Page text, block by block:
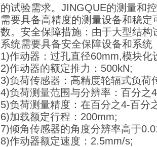
的试验需求。JINGQUE的测量和
需要具备高精度的测量设备和稳
数。安全保障措施：由于大型结
系统需要具备安全保障设备和系统
1)作动器：过孔直径60mm,模块化
2)作动器的额定推力：500kN;
3)负荷传感器：高精度轮辐式负荷
4)负荷测量范围与分辨率：百分之
5)负荷测量精度：在百分之4-百分
6)加载额定行程：200mm;
7)倾角传感器的角度分辨率高于
8)作动器额定速度：2.5mm/s;